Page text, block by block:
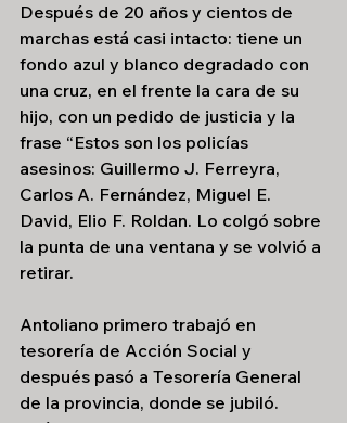
Después de 20 años y cientos de
marchas está casi intacto: tiene un
fondo azul y blanco degradado con
una cruz, en el frente la cara de su
hijo, con un pedido de justicia y la
frase “Estos son los policías
asesinos: Guillermo J. Ferreyra,
Carlos A. Fernández, Miguel E.
David, Elio F. Roldan. Lo colgó sobre
la punta de una ventana y se volvió a
retirar.
Antoliano primero trabajó en
tesorería de Acción Social y
después pasó a Tesorería General
de la provincia, donde se jubiló.